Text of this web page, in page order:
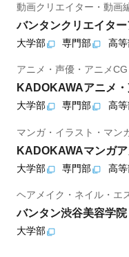
動画クリエイター・動画
バンタンクリエイタ
大学部 専門部 高
アニメ・声優・アニメ
KADOKAWAアニメ
大学部 専門部 高
マンガ・イラスト・マン
KADOKAWAマンガ
大学部 専門部 高
ヘアメイク・ネイル・エ
バンタン渋谷美容学院
大学部